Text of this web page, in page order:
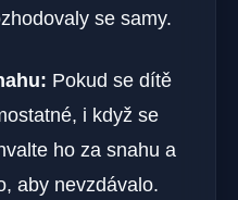
se samy.
Pokud se dítě
i když se
ho za snahu a
aby nevzdávalo.